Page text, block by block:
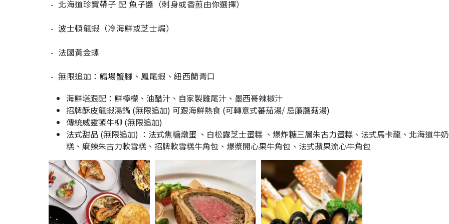
- 北海道珍寶帶子 配 魚子醬（刺身或香煎由你選擇）
- 波士頓龍蝦（冷海鮮或芝士焗）
- 法國黃金螺
- 無限追加：鱈場蟹腳、鳳尾蝦、紐西蘭青口
海鮮塔跟配：鮮檸檬、油醋汁、自家製雞尾汁、墨西哥辣椒汁
招牌酥皮龍蝦湯鍋 (無限追加) 可跟海鮮熱食 (可轉意式蕃茄湯/ 忌廉蘑菇湯)
傳統威靈頓牛柳 (無限追加)
法式甜品 (無限追加) ：法式焦糖燉蛋 、白松露芝士蛋糕 、爆炸糖三層朱古力蛋糕、法式馬卡龍、北海道牛
糕、麻辣朱古力軟雪糕、招牌軟雪糕牛角包、爆漿開心果牛角包、法式蘋果流心牛角包